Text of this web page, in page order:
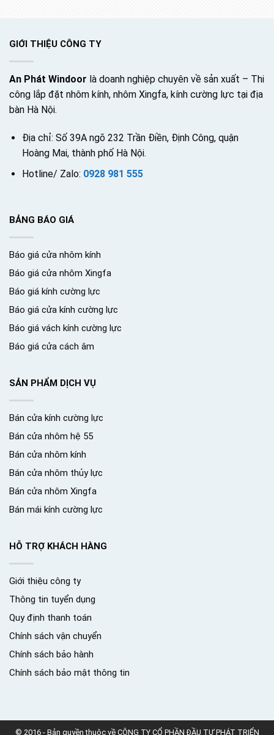
GIỚI THIỆU CÔNG TY
An Phát Windoor là doanh nghiệp chuyên về sản xuất – Thi
công lắp đặt nhôm kính, nhôm Xingfa, kính cường lực tại địa
bàn Hà Nội.
Địa chỉ: Số 39A ngõ 232 Trần Điền, Định Công, quận
Hoàng Mai, thành phố Hà Nội.
Hotline/ Zalo: 0928 981 555
BẢNG BÁO GIÁ
Báo giá cửa nhôm kính
Báo giá cửa nhôm Xingfa
Báo giá kính cường lực
Báo giá cửa kính cường lực
Báo giá vách kính cường lực
Báo giá cửa cách âm
SẢN PHẨM DỊCH VỤ
Bán cửa kính cường lực
Bán cửa nhôm hệ 55
Bán cửa nhôm kính
Bán cửa nhôm thủy lực
Bán cửa nhôm Xingfa
Bán mái kính cường lực
HỖ TRỢ KHÁCH HÀNG
Giới thiệu công ty
Thông tin tuyển dụng
Quy định thanh toán
Chính sách vận chuyển
Chính sách bảo hành
Chính sách bảo mật thông tin
© 2016 - Bản quyền thuộc về CÔNG TY CỔ PHẦN ĐẦU TƯ PHÁT TRIỂN